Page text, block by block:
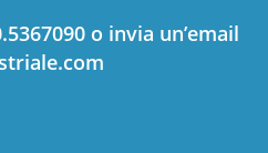
o invia un’email